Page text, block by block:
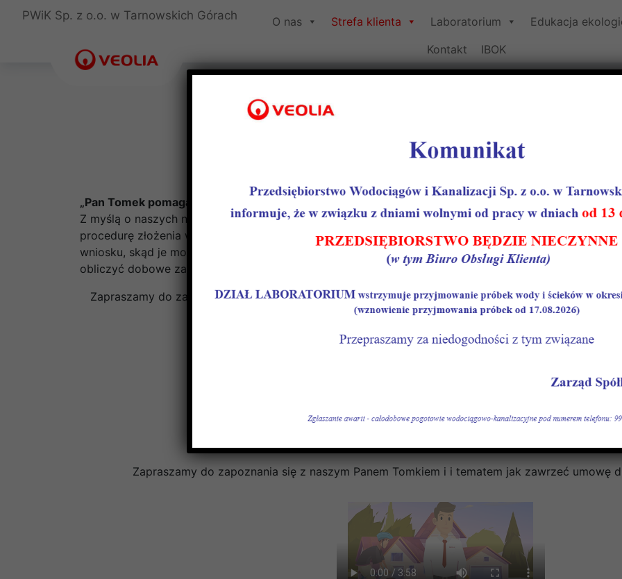
PWiK Sp. z o.o. w Tarnowskich Górach O nas Strefa klienta Laboratorium
Edukacja
Kontakt
IBOK
Pan Tomek pomaga
„Pan Tomek pomaga”
– nowe narzędzie dla klientów PWiK
Z myślą o naszych nowych klientach, PWiK Tarnowskie Góry przygotował nowe narzędzie pn. „Pan
procedurę złożenia wniosku o przyłączenie do sieci wod-kan. „Pan Tomek” wyjaśnia krok po kroku
wniosku, skąd je można pobrać, jak należy je wypełnić. Dla Klientów PWiK został również
obliczyć dobowe zapotrzebowanie na wodę.
Zapraszamy do zapoznania się z naszym Panem Tomkiem i i tematem jak złożyć wniosek o
sieci wod-kan.
Zapraszamy do zapoznania się z naszym Panem Tomkiem i i tematem jak zawrzeć umowę